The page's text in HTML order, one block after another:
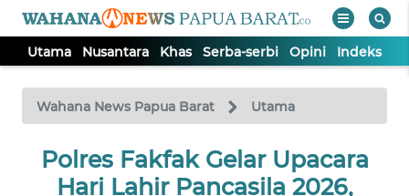
Utama Nusantara Khas Serba-serbi Opini Indeks
Wahana News Papua Barat Utama
Polres Fakfak Gelar Upacara
Hari Lahir Pancasila 2026,
TV
Tutup
UTAMA